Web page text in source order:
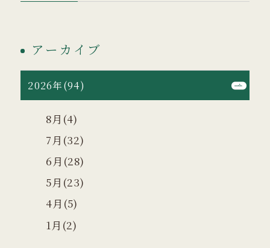
アーカイブ
2026年(94)
8月(4)
7月(32)
6月(28)
5月(23)
4月(5)
1月(2)